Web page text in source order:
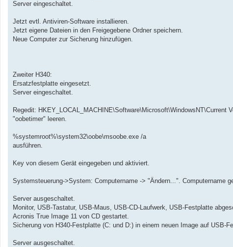
Server eingeschaltet.
Jetzt evtl. Antiviren-Software installieren.
Jetzt eigene Dateien in den Freigegebene Ordner speichern.
Neue Computer zur Sicherung hinzufügen.
Zweiter H340:
Ersatzfestplatte eingesetzt.
Server eingeschaltet.
Regedit: HKEY_LOCAL_MACHINE\Software\Microsoft\WindowsNT\Current
"oobetimer" leeren.
%systemroot%\system32\oobe\msoobe.exe /a
ausführen.
Key von diesem Gerät eingegeben und aktiviert.
Systemsteuerung->System: Computername -> "Ändern...". Computername
Server ausgeschaltet.
Monitor, USB-Tastatur, USB-Maus, USB-CD-Laufwerk, USB-Festplatte
Acronis True Image 11 von CD gestartet.
Sicherung von H340-Festplatte (C: und D:) in einem neuen Image auf USB-
Server ausgeschaltet.